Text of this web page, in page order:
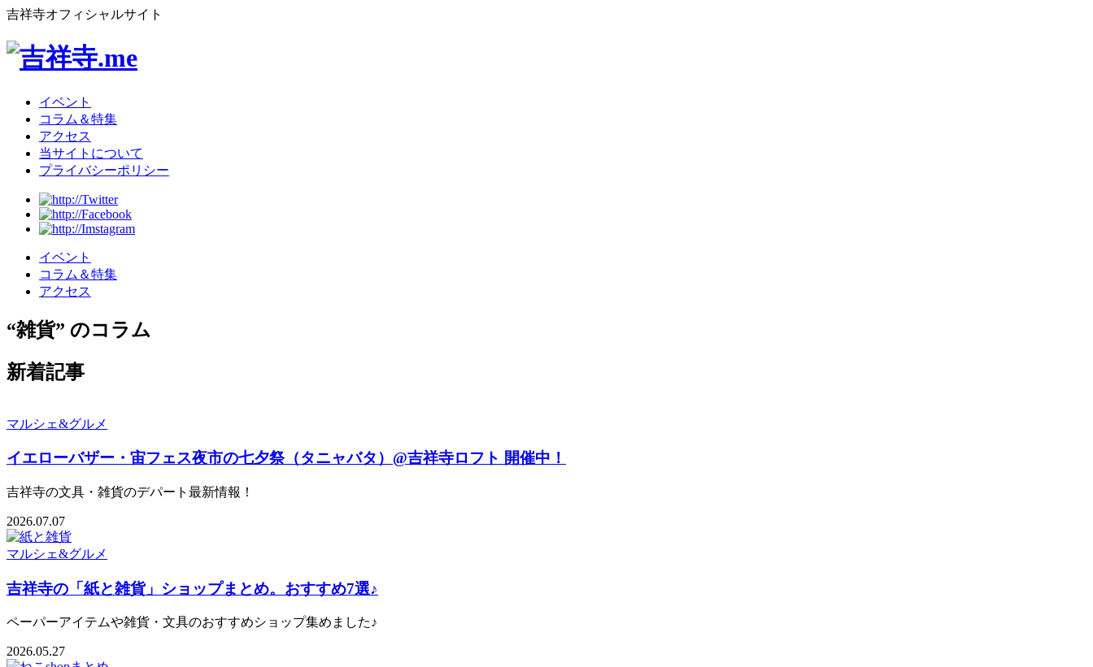
吉祥寺オフィシャルサイト
イベント
コラム＆特集
アクセス
当サイトについて
プライバシーポリシー
イベント
コラム＆特集
アクセス
“雑貨” のコラム
新着記事
マルシェ&グルメ
イエローバザー・宙フェス夜市の七夕祭（タニャバタ）@吉祥寺ロフト 開催中！
吉祥寺の文具・雑貨のデパート最新情報！
2026.07.07
マルシェ&グルメ
吉祥寺の「紙と雑貨」ショップまとめ。おすすめ7選♪
ペーパーアイテムや雑貨・文具のおすすめショップ集めました♪
2026.05.27